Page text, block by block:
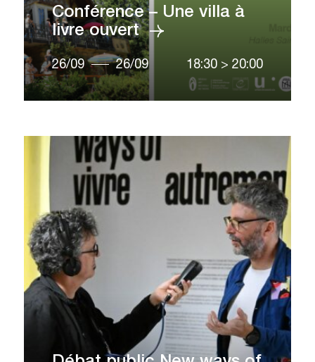
Conférence – Une villa à
livre ouvert
26/09 26/09 18:30 > 20:00